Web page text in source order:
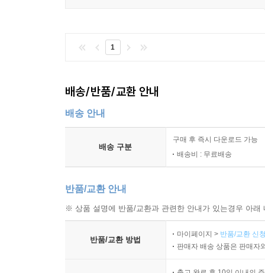
APPENDIX G 윈도우에서 SSH 접속 환경 구성 535
1
배송/반품/교환 안내
배송 안내
배송 구분
구매 후 즉시 다운로드 가능
배송비 : 무료배송
반품/교환 안내
※ 상품 설명에 반품/교환과 관련한 안내가 있는경우 아
반품/교환 방법
마이페이지 > 반품/교환 신
판매자 배송 상품은 판매자